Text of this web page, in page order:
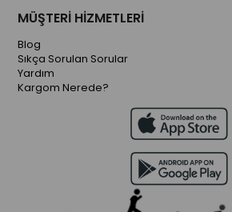
MÜŞTERİ HİZMETLERİ
Blog
Sıkça Sorulan Sorular
Yardım
Kargom Nerede?